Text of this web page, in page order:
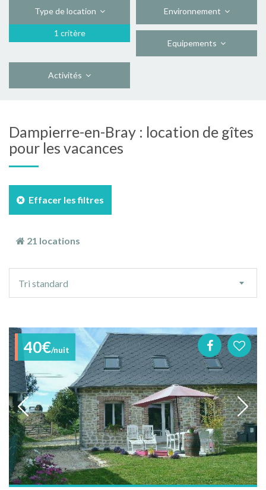
Type de location
1 critère
Environnement
Equipements
Activités
Dampierre-en-Bray : location de gîtes
pour les vacances
Effacer les filtres
21 locations
tri
Tri standard
40€/nuit